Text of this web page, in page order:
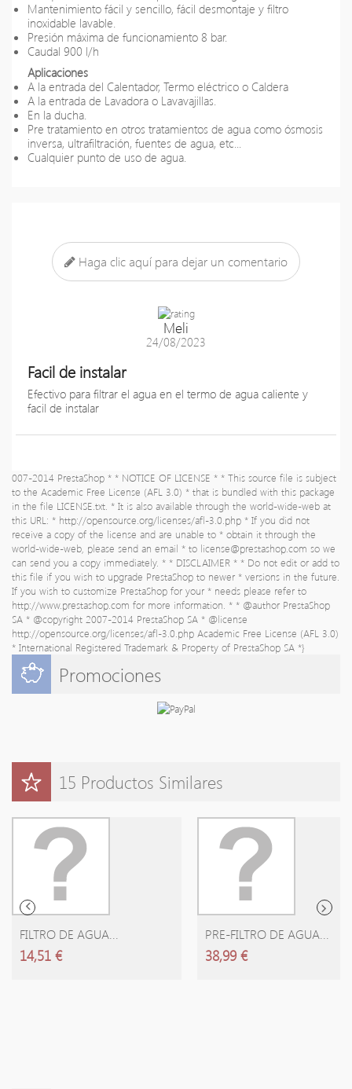
Mantenimiento fácil y sencillo, fácil desmontaje y filtro
inoxidable lavable.
Presión máxima de funcionamiento 8 bar.
Caudal 900 l/h
Aplicaciones
A la entrada del Calentador, Termo eléctrico o Caldera
A la entrada de Lavadora o Lavavajillas.
En la ducha.
Pre tratamiento en otros tratamientos de agua como ósmosis
inversa, ultrafiltración, fuentes de agua, etc...
Cualquier punto de uso de agua.
Haga clic aquí para dejar un comentario
Meli
24/08/2023
Facil de instalar
Efectivo para filtrar el agua en el termo de agua caliente y
facil de instalar
007-2014 PrestaShop * * NOTICE OF LICENSE * * This source file is subject
to the Academic Free License (AFL 3.0) * that is bundled with this package
in the file LICENSE.txt. * It is also available through the world-wide-web at
this URL: * http://opensource.org/licenses/afl-3.0.php * If you did not
receive a copy of the license and are unable to * obtain it through the
world-wide-web, please send an email * to license@prestashop.com so we
can send you a copy immediately. * * DISCLAIMER * * Do not edit or add to
this file if you wish to upgrade PrestaShop to newer * versions in the future.
If you wish to customize PrestaShop for your * needs please refer to
http://www.prestashop.com for more information. * * @author PrestaShop
SA * @copyright 2007-2014 PrestaShop SA * @license
http://opensource.org/licenses/afl-3.0.php Academic Free License (AFL 3.0)
* International Registered Trademark & Property of PrestaShop SA *}
Promociones
15 Productos Similares
AÑADIR CARRITO
FILTRO DE AGUA...
14,51 €
PRE-FILTRO DE AGUA...
38,99 €